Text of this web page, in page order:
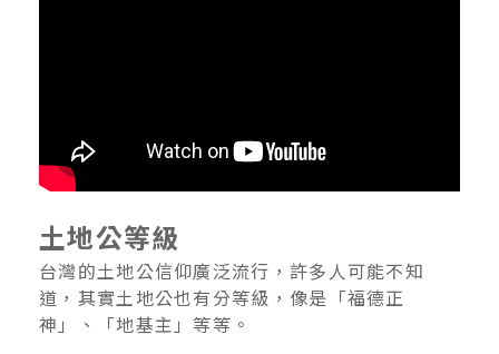
土地公等級
台灣的土地公信仰廣泛流行，許多人可能不知
道，其實土地公也有分等級，像是「福德正
神」、「地基主」等等。